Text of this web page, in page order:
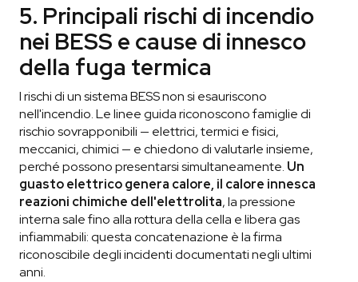
5. Principali rischi di incendio
nei BESS e cause di innesco
della fuga termica
I rischi di un sistema BESS non si esauriscono
nell'incendio. Le linee guida riconoscono famiglie di
rischio sovrapponibili — elettrici, termici e fisici,
meccanici, chimici — e chiedono di valutarle insieme,
perché possono presentarsi simultaneamente. Un
guasto elettrico genera calore, il calore innesca
reazioni chimiche dell'elettrolita, la pressione
interna sale fino alla rottura della cella e libera gas
infiammabili: questa concatenazione è la firma
riconoscibile degli incidenti documentati negli ultimi
anni.